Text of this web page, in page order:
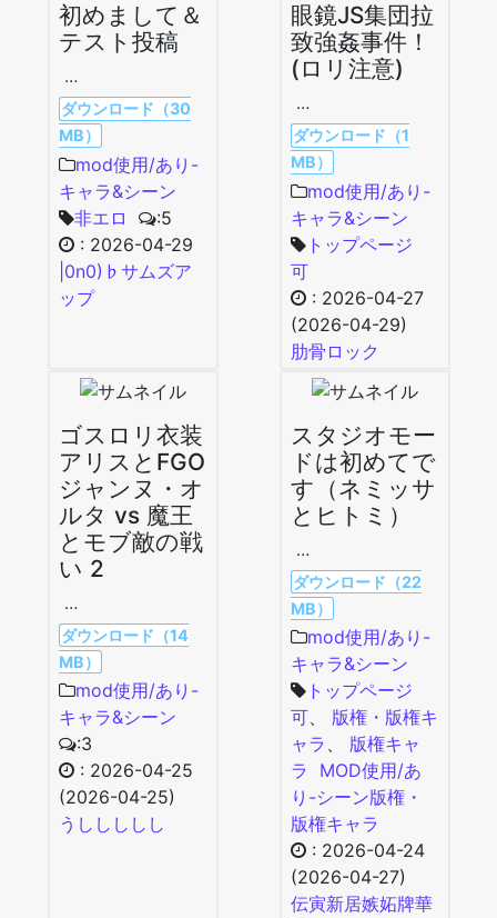
初めまして＆
テスト投稿
…
ダウンロード（30
MB）
mod使用/あり-
キャラ&シーン
非エロ
:5
: 2026-04-29
|0n0)♭サムズア
ップ
眼鏡JS集団拉
致強姦事件！
(ロリ注意)
…
ダウンロード（1
MB）
mod使用/あり-
キャラ&シーン
トップページ
可
: 2026-04-27
(2026-04-29)
肋骨ロック
ゴスロリ衣装
アリスとFGO
ジャンヌ・オ
ルタ vs 魔王
とモブ敵の戦
い 2
…
ダウンロード（14
MB）
mod使用/あり-
キャラ&シーン
:3
: 2026-04-25
(2026-04-25)
うししししし
スタジオモー
ドは初めてで
す（ネミッサ
とヒトミ）
…
ダウンロード（22
MB）
mod使用/あり-
キャラ&シーン
トップページ
可、 版権・版権キ
ャラ 、 版権キャ
ラ
MOD使用/あ
り-シーン版権・
版権キャラ
: 2026-04-24
(2026-04-27)
伝寅新居嫉妬牌華